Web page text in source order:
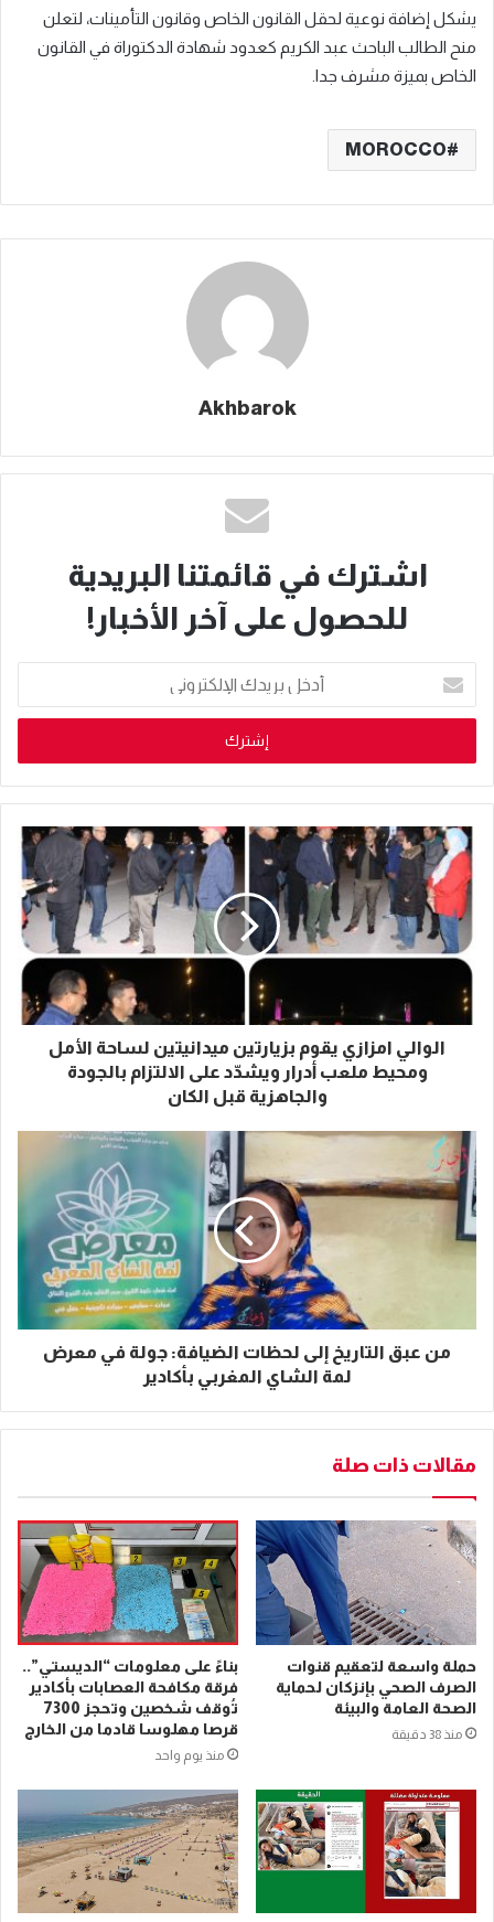
يشكل إضافة نوعية لحقل القانون الخاص وقانون التأمينات، لتعلن
منح الطالب الباحث عبد الكريم كعدود شهادة الدكتوراة في القانون
الخاص بميزة مشرف جدا.
MOROCCO
Akhbarok
اشترك في قائمتنا البريدية
للحصول على آخر الأخبار!
بريدك
الإلكتروني
الوالي امزازي يقوم بزيارتين ميدانيتين لساحة الأمل
ومحيط ملعب أدرار ويشدّد على الالتزام بالجودة
والجاهزية قبل الكان
من عبق التاريخ إلى لحظات الضيافة: جولة في معرض
لمة الشاي المغربي بأكادير
مقالات ذات صلة
حملة واسعة لتعقيم قنوات
الصرف الصحي بإنزكان لحماية
الصحة العامة والبيئة
منذ 38 دقيقة
بناءً على معلومات “الديستي”..
فرقة مكافحة العصابات بأكادير
تُوقف شخصين وتحجز 7300
قرصا مهلوسا قادما من الخارج
منذ يوم واحد